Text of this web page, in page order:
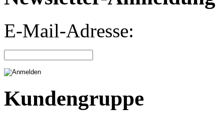
E-Mail-Adresse:
Kundengruppe